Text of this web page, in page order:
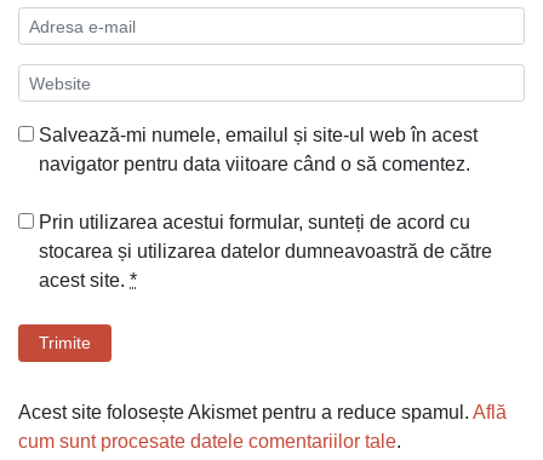
Salvează-mi numele, emailul și site-ul web în acest
navigator pentru data viitoare când o să comentez.
Prin utilizarea acestui formular, sunteți de acord cu
stocarea și utilizarea datelor dumneavoastră de către
acest site. *
Trimite
Acest site folosește Akismet pentru a reduce spamul. Află
cum sunt procesate datele comentariilor tale.